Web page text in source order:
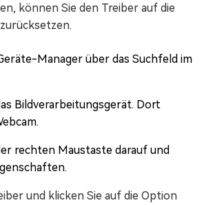
können Sie den Treiber auf die
Manager über das Suchfeld im
Bildverarbeitungsgerät. Dort
rechten Maustaste darauf und
und klicken Sie auf die Option